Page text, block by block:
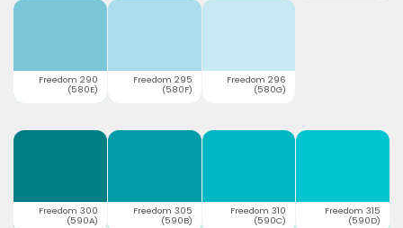
Freedom 290
(580E)
Freedom 295
(580F)
Freedom 296
(580G)
Freedom 300
(590A)
Freedom 305
(590B)
Freedom 310
(590C)
Freedom 315
(590D)